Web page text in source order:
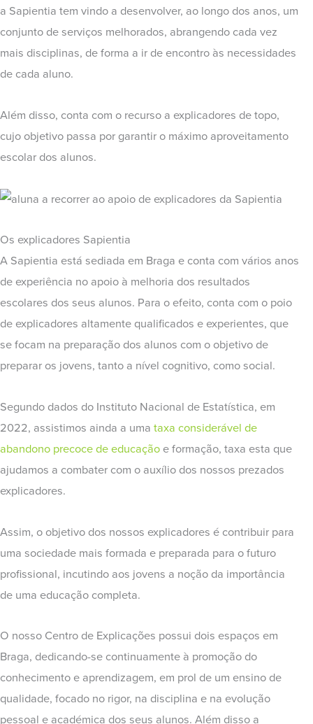
a Sapientia tem vindo a desenvolver, ao longo dos anos, um
conjunto de serviços melhorados, abrangendo cada vez
mais disciplinas, de forma a ir de encontro às necessidades
de cada aluno.
Além disso, conta com o recurso a explicadores de topo,
cujo objetivo passa por garantir o máximo aproveitamento
escolar dos alunos.
Os explicadores Sapientia
A Sapientia está sediada em Braga e conta com vários anos
de experiência no apoio à melhoria dos resultados
escolares dos seus alunos. Para o efeito, conta com o poio
de explicadores altamente qualificados e experientes, que
se focam na preparação dos alunos com o objetivo de
preparar os jovens, tanto a nível cognitivo, como social.
Segundo dados do Instituto Nacional de Estatística, em
2022, assistimos ainda a uma taxa considerável de
abandono precoce de educação e formação, taxa esta que
ajudamos a combater com o auxílio dos nossos prezados
explicadores.
Assim, o objetivo dos nossos explicadores é contribuir para
uma sociedade mais formada e preparada para o futuro
profissional, incutindo aos jovens a noção da importância
de uma educação completa.
O nosso Centro de Explicações possui dois espaços em
Braga, dedicando-se continuamente à promoção do
conhecimento e aprendizagem, em prol de um ensino de
qualidade, focado no rigor, na disciplina e na evolução
pessoal e académica dos seus alunos. Além disso a